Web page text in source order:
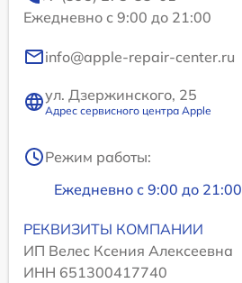
Ежедневно с 9:00 до 21:00
info@apple-repair-center.ru
ул. Дзержинского, 25
Адрес сервисного центра Apple
Режим работы:
Ежедневно с 9:00 до 21:00
РЕКВИЗИТЫ КОМПАНИИ
ИП Велес Ксения Алексеевна
ИНН 651300417740